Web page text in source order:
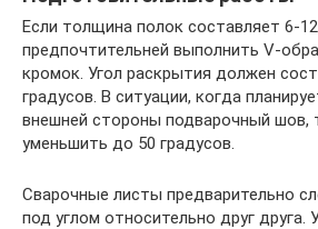
Если толщина полок составляет 6-
предпочтительней выполнить V-
кромок. Угол раскрытия должен
градусов. В ситуации, когда
внешней стороны подварочный шов,
уменьшить до 50 градусов.
Сварочные листы предварительно
под углом относительно друг друга.